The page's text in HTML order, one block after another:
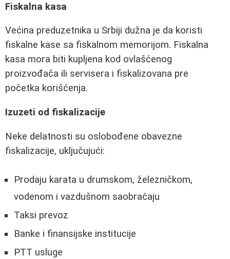
Fiskalna kasa
Većina preduzetnika u Srbiji dužna je da koristi
fiskalne kase sa fiskalnom memorijom. Fiskalna
kasa mora biti kupljena kod ovlašćenog
proizvođača ili servisera i fiskalizovana pre
početka korišćenja.
Izuzeti od fiskalizacije
Neke delatnosti su oslobođene obavezne
fiskalizacije, uključujući:
Prodaju karata u drumskom, železničkom,
vodenom i vazdušnom saobraćaju
Taksi prevoz
Banke i finansijske institucije
PTT usluge